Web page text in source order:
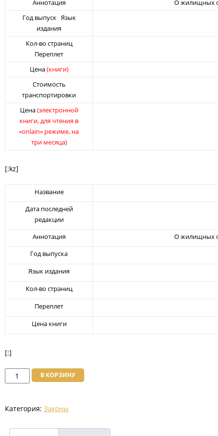
Аннотация
О жилищных
Год выпуск Язык
издания
Кол-во страниц
Переплет
Цена(книги)
Стоимость
транспортировки
Цена(электронной
книги, для чтения в
«onlain» режиме, на
три месяца)
[:kz]
Название
Дата последней
редакции
Аннотация О жилищных
Год выпуска
Язык издания
Кол-во страниц
Переплет
Цена книги
[:]
Количество
товара
Oтношениях
В КОРЗИНУ
Категория: Законы